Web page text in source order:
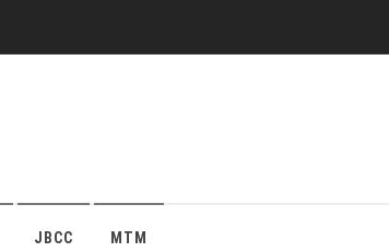
JBCC MTM